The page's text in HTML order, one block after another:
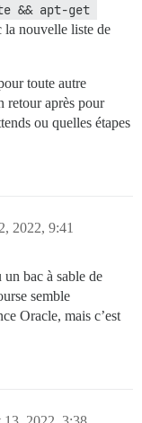
&& apt-get
la nouvelle liste de
toute autre
retour après pour
ou quelles étapes
2022, 9:41
bac à sable de
semble
Oracle, mais c’est